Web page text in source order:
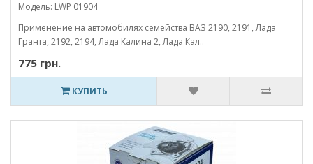
Модель: LWP 01904
Применение на автомобилях семейства ВАЗ 2190, 2191, Лада
Гранта, 2192, 2194, Лада Калина 2, Лада Кал..
775 грн.
КУПИТЬ